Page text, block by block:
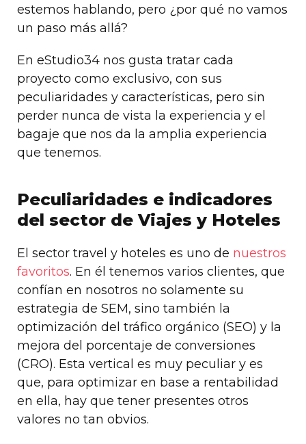
estemos hablando, pero ¿por qué no vamos
un paso más allá?
En eStudio34 nos gusta tratar cada
proyecto como exclusivo, con sus
peculiaridades y características, pero sin
perder nunca de vista la experiencia y el
bagaje que nos da la amplia experiencia
que tenemos.
Peculiaridades e indicadores
del sector de Viajes y Hoteles
El sector travel y hoteles es uno de nuestros
favoritos. En él tenemos varios clientes, que
confían en nosotros no solamente su
estrategia de SEM, sino también la
optimización del tráfico orgánico (SEO) y la
mejora del porcentaje de conversiones
(CRO). Esta vertical es muy peculiar y es
que, para optimizar en base a rentabilidad
en ella, hay que tener presentes otros
valores no tan obvios.